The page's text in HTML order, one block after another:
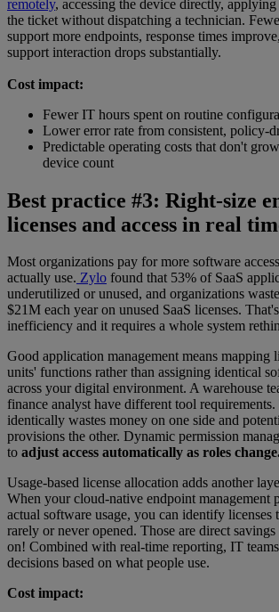
remotely, accessing the device directly,
the ticket without dispatching a technician.
support more endpoints, response times
support interaction drops substantially.
Cost impact:
Fewer IT hours spent on routine
Lower error rate from consistent, policy-
Predictable operating costs that don't
device count
Best practice #3: Right-size
licenses and access in real
Most organizations pay for more software
actually use. Zylo found that 53% of SaaS
underutilized or unused, and organizations
$21M each year on unused SaaS licenses.
inefficiency and it requires a whole system
Good application management means mapping
units' functions rather than assigning identical
across your digital environment. A warehouse
finance analyst have different tool
identically wastes money on one side and
provisions the other. Dynamic permission
to adjust access automatically as roles
Usage-based license allocation adds another
When your cloud-native endpoint management
actual software usage, you can identify licenses
rarely or never opened. Those are direct
on! Combined with real-time reporting, IT
decisions based on what people use.
Cost impact: